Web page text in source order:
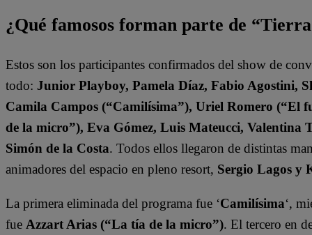
¿Qué famosos forman parte de
Estos son los participantes confirmados del show de
todo: Junior Playboy, Pamela Díaz, Fabio Agostini,
Camila Campos (“Camilísima”), Uriel Romero (“El
de la micro”), Eva Gómez, Luis Mateucci, Valentina
Simón de la Costa. Todos ellos llegaron de distintas
animadores del espacio en pleno resort, Sergio Lagos y
La primera eliminada del programa fue ‘Camilísima‘,
fue Azzart Arias (“La tía de la micro”). El tercero en